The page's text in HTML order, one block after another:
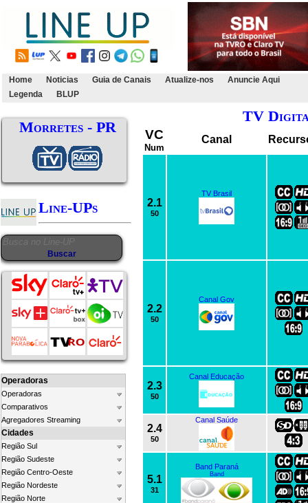
Home Noticias Guia de Canais Atualize-nos
Anuncie Aqui
Legenda
BLUP
Morretes - PR
Line-UPs
Operadoras
Operadoras
Comparativos
Agregadores Streaming
Cidades
Região Sul
Região Sudeste
Região Centro-Oeste
Região Nordeste
Região Norte
TV
VC
Num
Canal
2.1
50
TV Brasil
2.2
50
Canal Gov
2.3
50
Canal Educação
2.4
50
Canal Saúde
5.1
31
Band Paraná
Band